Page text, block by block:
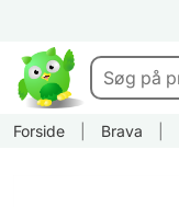
Forside Brava